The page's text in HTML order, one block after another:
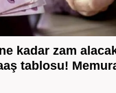
kadar zam
tablosu!